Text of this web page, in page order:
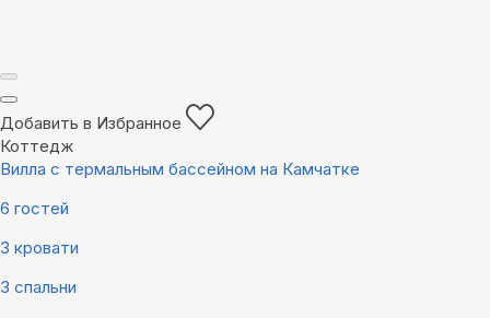
Добавить в Избранное
Коттедж
Вилла с термальным бассейном на Камчатке
6 гостей
3 кровати
3 спальни